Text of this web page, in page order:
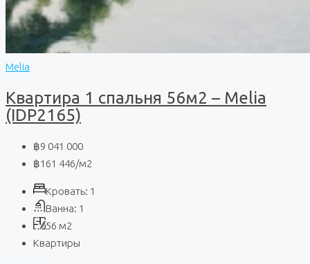
Melia
Квартира 1 спальня 56м2 – Melia
(IDP2165)
฿9 041 000
฿161 446/м2
Кровать: 1
Ванна: 1
56 м2
Квартиры